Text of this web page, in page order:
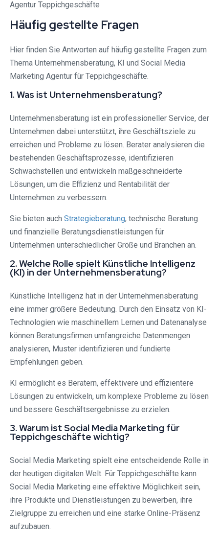
Häufig gestellte Fragen
Hier finden Sie Antworten auf häufig gestellte Fragen zum
Thema Unternehmensberatung, KI und Social Media
Marketing Agentur für Teppichgeschäfte.
1. Was ist Unternehmensberatung?
Unternehmensberatung ist ein professioneller Service, der
Unternehmen dabei unterstützt, ihre Geschäftsziele zu
erreichen und Probleme zu lösen. Berater analysieren die
bestehenden Geschäftsprozesse, identifizieren
Schwachstellen und entwickeln maßgeschneiderte
Lösungen, um die Effizienz und Rentabilität der
Unternehmen zu verbessern.
Sie bieten auch Strategieberatung, technische Beratung
und finanzielle Beratungsdienstleistungen für
Unternehmen unterschiedlicher Größe und Branchen an.
2. Welche Rolle spielt Künstliche Intelligenz
(KI) in der Unternehmensberatung?
Künstliche Intelligenz hat in der Unternehmensberatung
eine immer größere Bedeutung. Durch den Einsatz von KI-
Technologien wie maschinellem Lernen und Datenanalyse
können Beratungsfirmen umfangreiche Datenmengen
analysieren, Muster identifizieren und fundierte
Empfehlungen geben.
KI ermöglicht es Beratern, effektivere und effizientere
Lösungen zu entwickeln, um komplexe Probleme zu lösen
und bessere Geschäftsergebnisse zu erzielen.
3. Warum ist Social Media Marketing für
Teppichgeschäfte wichtig?
Social Media Marketing spielt eine entscheidende Rolle in
der heutigen digitalen Welt. Für Teppichgeschäfte kann
Social Media Marketing eine effektive Möglichkeit sein,
ihre Produkte und Dienstleistungen zu bewerben, ihre
Zielgruppe zu erreichen und eine starke Online-Präsenz
aufzubauen.